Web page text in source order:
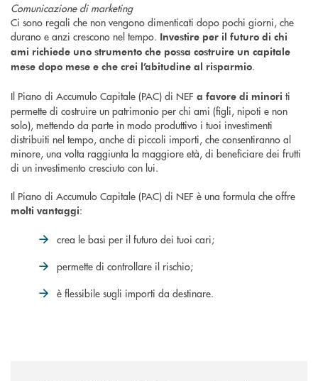
Comunicazione di marketing
Ci sono regali che non vengono dimenticati dopo pochi giorni, che
durano e anzi crescono nel tempo. Investire per il futuro di chi
ami richiede uno strumento che possa costruire un capitale
mese dopo mese e che crei l’abitudine al risparmio.
Il Piano di Accumulo Capitale (PAC) di NEF a favore di minori ti
permette di costruire un patrimonio per chi ami (figli, nipoti e non
solo), mettendo da parte in modo produttivo i tuoi investimenti
distribuiti nel tempo, anche di piccoli importi, che consentiranno al
minore, una volta raggiunta la maggiore età, di beneficiare dei frutti
di un investimento cresciuto con lui.
Il Piano di Accumulo Capitale (PAC) di NEF è una formula che offre
molti vantaggi:
crea le basi per il futuro dei tuoi cari;
permette di controllare il rischio;
è flessibile sugli importi da destinare.